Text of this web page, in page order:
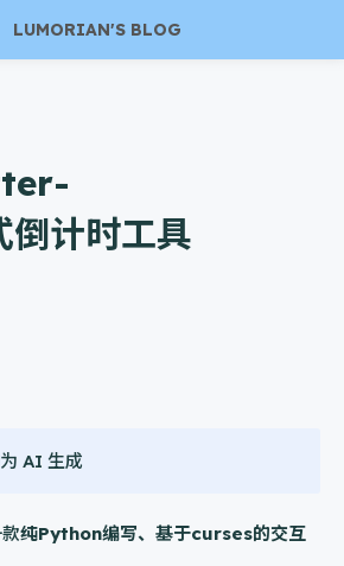
LUMORIAN'S BLOG
倒计时工具
AI 生成
纯Python编写、基于curses的交互